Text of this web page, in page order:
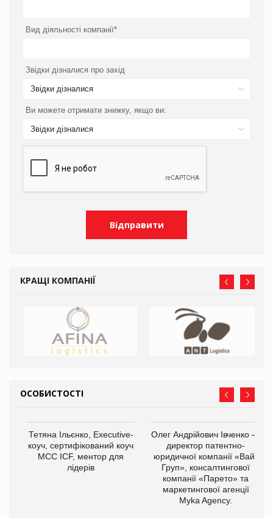
Вид діяльності компанії*
Звідки дізналися про захід
Звідки дізналися
Ви можете отримати знижку, якщо ви:
Звідки дізналися
КРАЩІ КОМПАНІЇ
ОСОБИСТОСТІ
Тетяна Ільєнко, Executive-
коуч, сертифікований коуч
МСС ICF, ментор для
лідерів
Олег Андрійович Івченко —
директор патентно-
юридичної компанії «Вайз
Груп», консалтингової
компанії «Парето» та
маркетингової агенції
Myka Agency.